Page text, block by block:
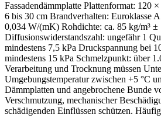
Fassadendämmplatte Plattenformat: 120
6 bis 30 cm Brandverhalten: Euroklasse
0,034 W/(mK) Rohdichte: ca. 85 kg/m³ ±
Diffusionswiderstandszahl: ungefähr 1
mindestens 7,5 kPa Druckspannung bei
mindestens 15 kPa Schmelzpunkt: über
Verarbeitung und Trocknung müssen
Umgebungstemperatur zwischen +5 °C
Dämmplatten und angebrochene Bunde
Verschmutzung, mechanischer
schädigenden Einflüssen schützen.